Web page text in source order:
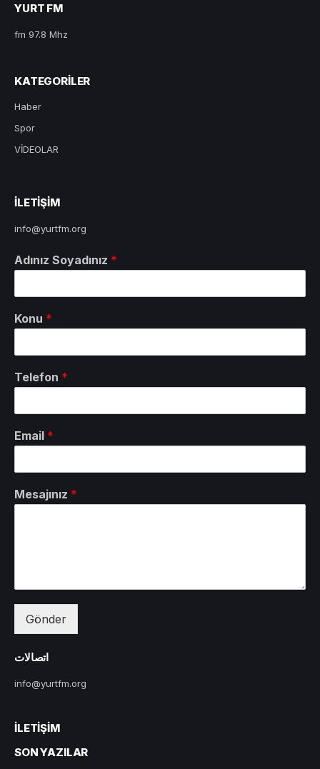
YURT FM
fm 97.8 Mhz
KATEGORILER
Haber
Spor
VİDEOLAR
ILETIŞIM
info@yurtfm.org
Adınız Soyadınız *
Konu *
Telefon *
Email *
Mesajınız *
Gönder
اتصالات
info@yurtfm.org
İLETIŞIM
SON YAZILAR